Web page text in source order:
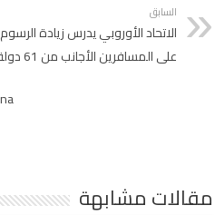
السابق
الاتحاد الأوروبي يدرس زيادة الرسوم
على المسافرين الأجانب من 61 دولة
مقالات مشابهة